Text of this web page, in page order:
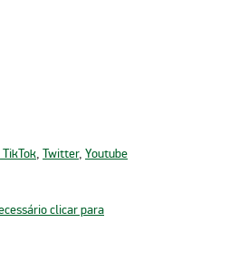
TikTok, Twitter, Youtube